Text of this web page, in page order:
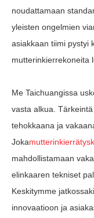
noudattamaan
yleisten ongelmien
asiakkaan tiimi pystyi
mutterinkierrekoneita
Me Taichuangissa
vasta alkua.
tehokkaana ja
Joka
mahdollistamaan
elinkaaren tekniset
Keskitymme
innovaatioon ja